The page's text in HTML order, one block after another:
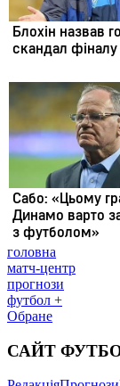
головна
матч-центр
прогнози
футбол +
Обране
САЙТ